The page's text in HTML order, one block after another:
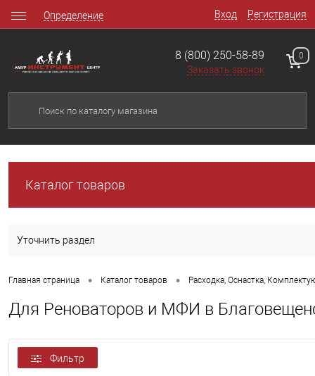
Вход Регистрация
Определение
8 (800) 250-58-89
Заказать звонок
0
Каталог товаров
Уточнить раздел
Главная страница • Каталог товаров • Расходка, Оснастка,
Для Реноваторов и МФИ в
Фильтр